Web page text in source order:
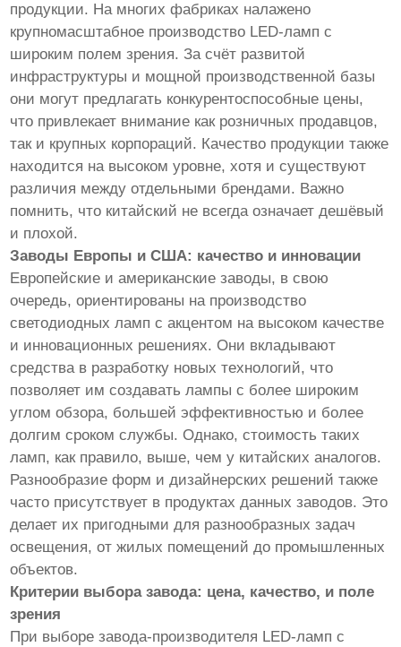
продукции. На многих фабриках налажено
крупномасштабное производство LED-ламп с
широким полем зрения. За счёт развитой
инфраструктуры и мощной производственной базы
они могут предлагать конкурентоспособные цены,
что привлекает внимание как розничных продавцов,
так и крупных корпораций. Качество продукции также
находится на высоком уровне, хотя и существуют
различия между отдельными брендами. Важно
помнить, что китайский не всегда означает дешёвый
и плохой.
Заводы Европы и США: качество и инновации
Европейские и американские заводы, в свою
очередь, ориентированы на производство
светодиодных ламп с акцентом на высоком качестве
и инновационных решениях. Они вкладывают
средства в разработку новых технологий, что
позволяет им создавать лампы с более широким
углом обзора, большей эффективностью и более
долгим сроком службы. Однако, стоимость таких
ламп, как правило, выше, чем у китайских аналогов.
Разнообразие форм и дизайнерских решений также
часто присутствует в продуктах данных заводов. Это
делает их пригодными для разнообразных задач
освещения, от жилых помещений до промышленных
объектов.
Критерии выбора завода: цена, качество, и поле
зрения
При выборе завода-производителя LED-ламп с